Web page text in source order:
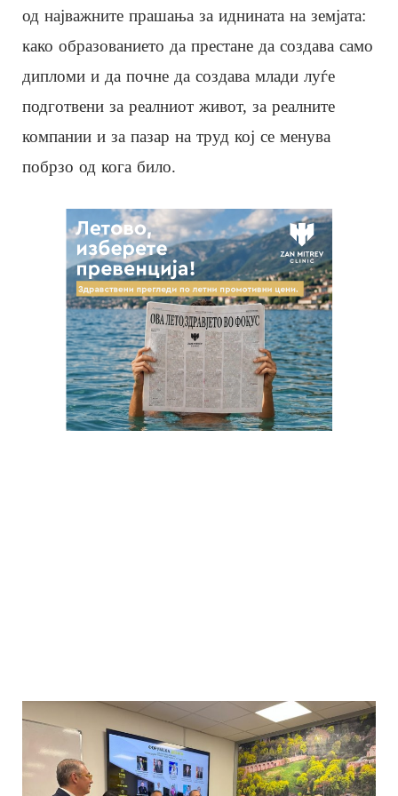
од најважните прашања за иднината на земјата:
како образованието да престане да создава само
дипломи и да почне да создава млади луѓе
подготвени за реалниот живот, за реалните
компании и за пазар на труд кој се менува
побрзо од кога било.